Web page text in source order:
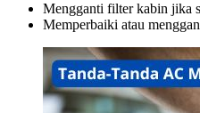
Mengganti filter kabin jika
Memperbaiki atau